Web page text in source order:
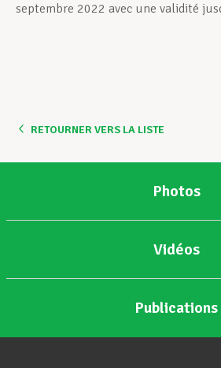
septembre 2022 avec une validité
RETOURNER VERS LA LISTE
Photos
Vidéos
Publications